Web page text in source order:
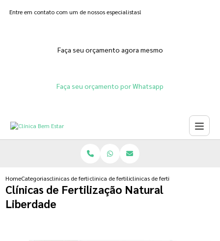
Entre em contato com um de nossos especialistas!
Faça seu orçamento agora mesmo
Faça seu orçamento por Whatsapp
HomeCategoriasclinicas de fertilizacoesclinica de fertilizacao assistidaclinicas de fertilizacao natural
Clínicas de Fertilização Natural
Liberdade